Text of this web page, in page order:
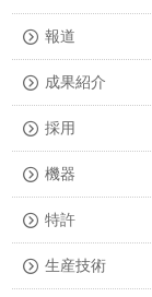
報道
成果紹介
採用
機器
特許
生産技術